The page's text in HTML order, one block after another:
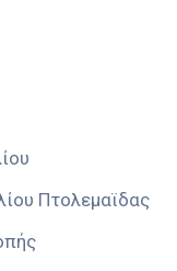
Πτολεμαϊδας